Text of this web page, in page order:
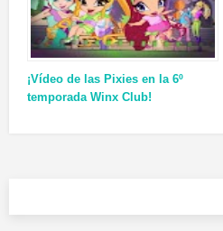
¡Vídeo de las Pixies en la 6º
temporada Winx Club!